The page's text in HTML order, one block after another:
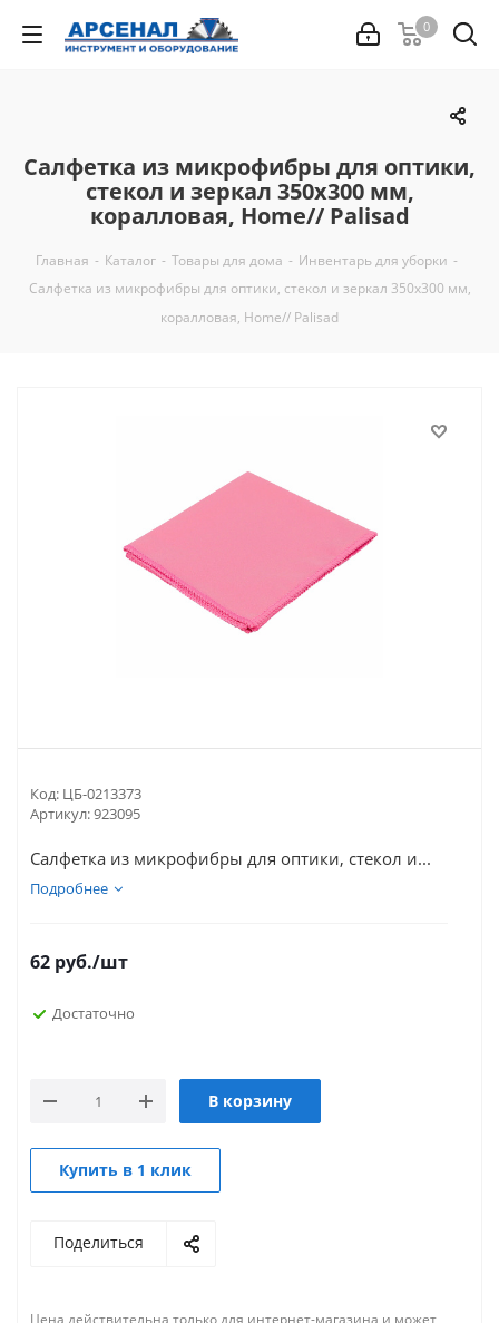
0
Салфетка из микрофибры для оптики,
стекол и зеркал 350x300 мм,
коралловая, Home// Palisad
Главная - Каталог - Товары для дома - Инвентарь для уборки -
Салфетка из микрофибры для оптики, стекол и зеркал 350x300 мм,
коралловая, Home// Palisad
Код: ЦБ-0213373
Артикул:923095
Салфетка из микрофибры для оптики, стекол и...
Подробнее
62 руб./шт
Достаточно
В корзину
Купить в 1 клик
Поделиться
Цена действительна только для интернет-магазина и может